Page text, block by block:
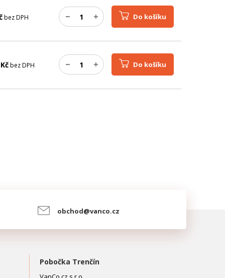
bez DPH Do košíku
Kčbez DPH Do košíku
obchod@vanco.cz
Pobočka Trenčín